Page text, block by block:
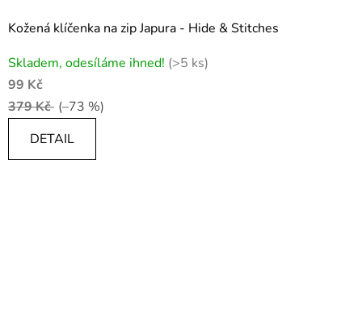
Kožená klíčenka na zip Japura - Hide & Stitches
Skladem, odesíláme ihned! (>5 ks)
99 Kč
379 Kč (–73 %)
DETAIL